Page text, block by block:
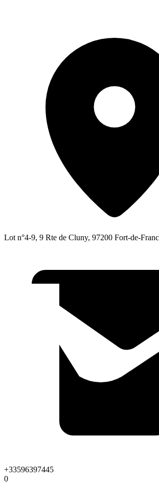
Lot n°4-9, 9 Rte de Cluny, 97200 Fort-de-
+33596397445
0